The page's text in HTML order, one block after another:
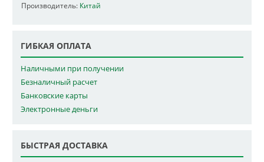
Производитель: Китай
ГИБКАЯ ОПЛАТА
Наличными при получении
Безналичный расчет
Банковские карты
Электронные деньги
БЫСТРАЯ ДОСТАВКА